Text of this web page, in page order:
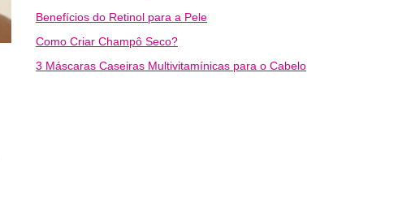
Benefícios do Retinol para a Pele
Como Criar Champô Seco?
3 Máscaras Caseiras Multivitamínicas para o Cabelo